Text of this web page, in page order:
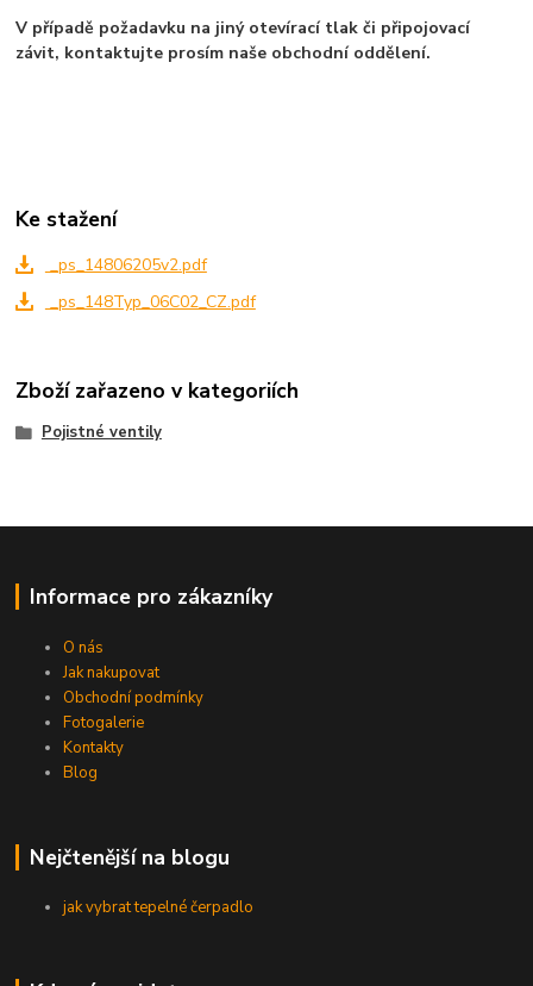
V případě požadavku na jiný otevírací tlak či připojovací
závit, kontaktujte prosím naše obchodní oddělení.
Ke stažení
_ps_14806205v2.pdf
_ps_148Typ_06C02_CZ.pdf
Zboží zařazeno v kategoriích
Pojistné ventily
Informace pro zákazníky
O nás
Jak nakupovat
Obchodní podmínky
Fotogalerie
Kontakty
Blog
Nejčtenější na blogu
jak vybrat tepelné čerpadlo